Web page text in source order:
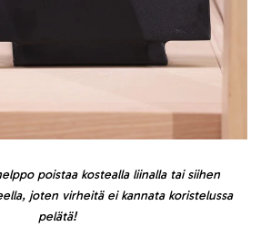
poistaa kostealla liinalla tai siihen
joten virheitä ei kannata koristelussa
pelätä!